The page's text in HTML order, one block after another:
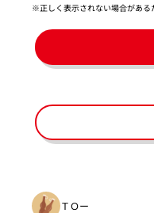
※正しく表示されない場合がある
ＴＯー